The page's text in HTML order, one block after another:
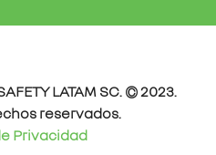
LATAM SC. © 2023.
reservados.
Privacidad